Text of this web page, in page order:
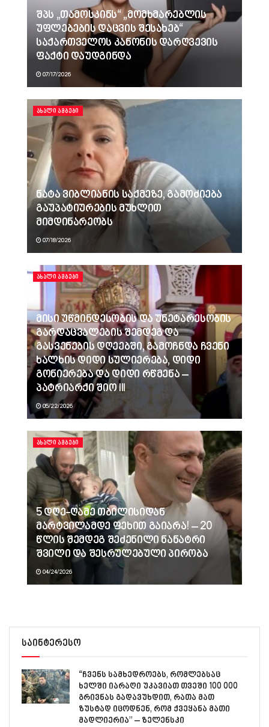
შპს „თამოსკინს“ „მომხმარებლის
უფლებების დაცვის შესახებ“
საქართველოს კანონის დარღვევის
ფაქტი დაუდგინდა
07/17/2026
ᲐᲮᲐᲚᲘ ᲐᲛᲑᲔᲑᲘ
ნატა ვიბლიანის საქმეზე, გამოძიება
გაუპატიურების მუხლით
მიმდინარეობს
07/18/2026
ᲐᲮᲐᲚᲘ ᲐᲛᲑᲔᲑᲘ
მისი უწმინდესობის და უნეტარესობის
გარდაცვალების შემდეგ და
გასვენების დღეებში, გამოჩნდა ჩვენი
ხალხის დიდი სულიერება, დიდი
გონიერება და დიდი რწმენა –
პატრიარქი შიო III
05/22/2026
ᲐᲮᲐᲚᲘ ᲐᲛᲑᲔᲑᲘ
5 დღე-ღამე თბილისიდან
მარტვილამდე ფეხით გაიარა! – 20
წლის შემდეგ შეძენილი ნანატრი
შვილი და შესრულებული პირობა
04/24/2026
საინტერესო
“ჩვენს სამხედროებს, რომლებსაც
ხელში იარაღი უკავიათ თვეში 100 000
გრივნას გადავუხდით, რათა მათ
ზუსტად იცოდნენ, რომ ქვეყანა მათი
მადლიერია” – ზელენსკი